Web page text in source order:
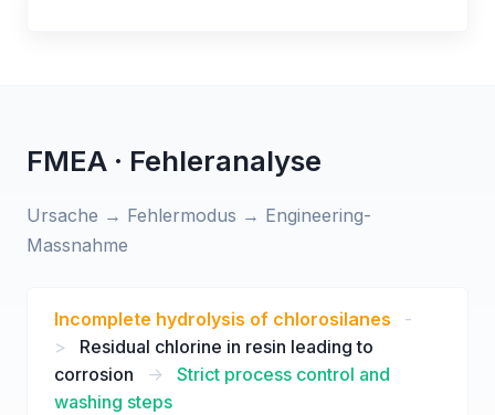
FMEA · Fehleranalyse
Ursache → Fehlermodus → Engineering-
Massnahme
Incomplete hydrolysis of chlorosilanes
-
>
Residual chlorine in resin leading to
corrosion
->
Strict process control and
washing steps